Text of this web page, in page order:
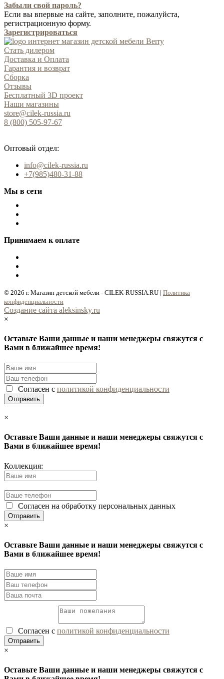
Забыли свой пароль?
Если вы впервые на сайте, заполните, пожалуйста,
регистрационную форму.
Зарегистрироваться
Стать дилером
Доставка и Оплата
Гарантия и возврат
Сборка
Отзывы
Бесплатный 3D проект
Наши магазины
store@cilek-russia.ru
8 (800) 505-97-67
Оптовый отдел:
info@cilek-russia.ru
+7(985)480-31-88
Мы в сети
Принимаем к оплате
© 2026 г. Магазин детской мебели - CILEK-RUSSIA.RU | Политика
конфиденциальности
Cоздание сайта aleksinsky.ru
×
Оставьте Ваши данные и наши менеджеры свяжутся с
Вами в ближайшее время!
Согласен с политикой конфиденциальности
×
Оставьте Ваши данные и наши менеджеры свяжутся с
Вами в ближайшее время!
Коллекция:
Согласен на обработку персональных данных
×
Оставьте Ваши данные и наши менеджеры свяжутся с
Вами в ближайшее время!
Согласен с политикой конфиденциальности
×
Оставьте Ваши данные и наши менеджеры свяжутся с